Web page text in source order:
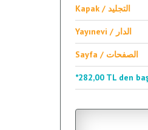
Kapak / التجليد
Yayınevi / الدار
Sayfa / الصفحات
*282,00 TL den